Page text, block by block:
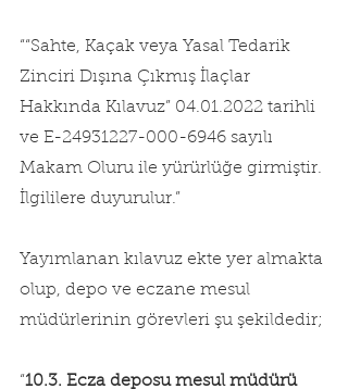
““Sahte, Kaçak veya Yasal Tedarik
Zinciri Dışına Çıkmış İlaçlar
Hakkında Kılavuz” 04.01.2022 tarihli
ve E-24931227-000-6946 sayılı
Makam Oluru ile yürürlüğe girmiştir.
İlgililere duyurulur.”
Yayımlanan kılavuz ekte yer almakta
olup, depo ve eczane mesul
müdürlerinin görevleri şu şekildedir;
“10.3. Ecza deposu mesul müdürü